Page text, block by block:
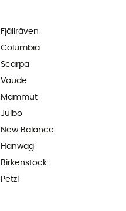
Fjällräven
Columbia
Scarpa
Vaude
Mammut
Julbo
New Balance
Hanwag
Birkenstock
Petzl